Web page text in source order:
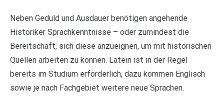
Neben Geduld und Ausdauer benötigen angehende
Historiker Sprachkenntnisse – oder zumindest die
Bereitschaft, sich diese anzueignen, um mit historischen
Quellen arbeiten zu können. Latein ist in der Regel
bereits im Studium erforderlich, dazu kommen Englisch
sowie je nach Fachgebiet weitere neue Sprachen.